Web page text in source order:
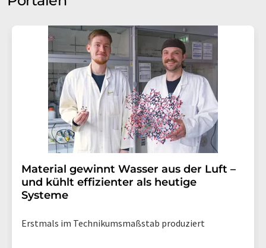
Material gewinnt Wasser aus der Luft –
und kühlt effizienter als heutige
Systeme
Erstmals im Technikumsmaßstab produziert